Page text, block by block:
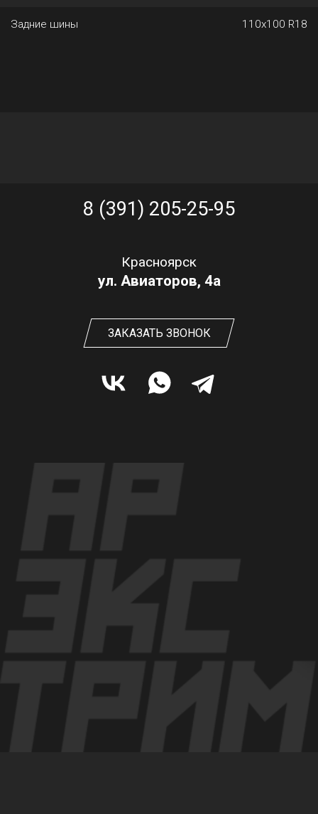
Задние шины 110х100 R18
8 (391) 205-25-95
Красноярск
ул. Авиаторов, 4а
ЗАКАЗАТЬ ЗВОНОК